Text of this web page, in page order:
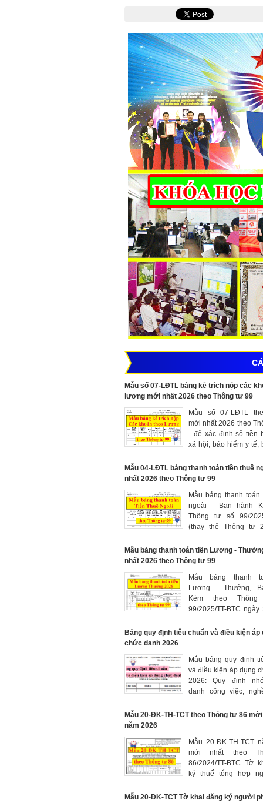
Mẫu số 07-LĐTL bảng kê trích nộp các
lương mới nhất 2026 theo Thông tư 99
Mẫu số 07-LĐTL
mới nhất 2026 theo
- để xác định số tiền
xã hội, bảo hiểm y tế,
mà đơn vị và người
phải nộp trong tháng
Mẫu 04-LĐTL bảng thanh toán tiền thuê
nhất 2026 theo Thông tư 99
Mẫu bảng thanh toán
ngoài - Ban hành
Thông tư số 99/
(thay thế Thông tư
Mẫu bảng thanh toán tiền Lương -
nhất 2026 theo Thông tư 99
Mẫu bảng thanh
Lương - Thưởng,
Kèm theo
99/2025/TT-BTC ngày
Tài chính có hiệu
Bảng quy định tiêu chuẩn và điều kiện áp
chức danh 2026
Mẫu bảng quy định
và điều kiện áp dụng
2026: Quy định
danh công việc,
lương khi xây dựng
Mẫu 20-ĐK-TH-TCT theo Thông tư 86
năm 2026
Mẫu 20-ĐK-TH-TCT
mới nhất theo
86/2024/TT-BTC Tờ
ký thuế tổng hợp
từ tiền lương, tiền
Mẫu 20-ĐK-TCT Tờ khai đăng ký người